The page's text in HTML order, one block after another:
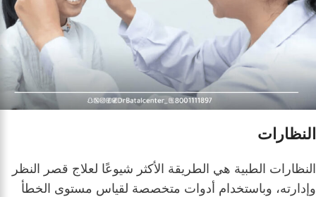
النظارات
النظارات الطبية هي الطريقة الأكثر شيوعًا لعلاج قصر النظر
وإدارته، وباستخدام أدوات متخصصة لقياس مستوى الخطأ